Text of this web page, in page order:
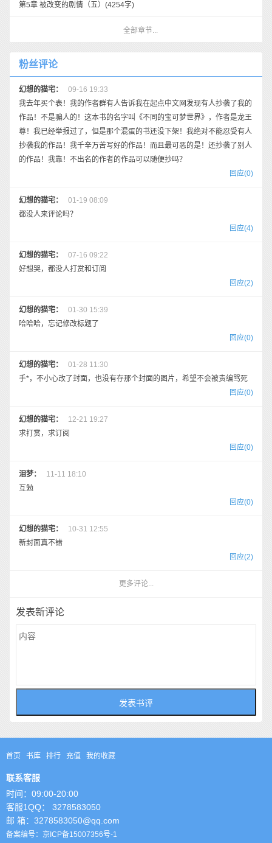
第5章 被改变的剧情（五） (4254字)
全部章节...
粉丝评论
幻想的猫宅：
09-16 19:33
我去年买个表！我的作者群有人告诉我在起点中文网发现有人抄袭了我的
作品！不是骗人的！这本书的名字叫《不同的宝可梦世界》，作者是龙王
尊！我已经举报过了，但是那个混蛋的书还没下架！我绝对不能忍受有人
抄袭我的作品！我千辛万苦写好的作品！而且最可恶的是！还抄袭了别人
的作品！我靠！不出名的作者的作品可以随便抄吗？
回应(0)
幻想的猫宅：
01-19 08:09
都没人来评论吗？
回应(4)
幻想的猫宅：
07-16 09:22
好想哭，都没人打赏和订阅
回应(2)
幻想的猫宅：
01-30 15:39
哈哈哈，忘记修改标题了
回应(0)
幻想的猫宅：
01-28 11:30
手*，不小心改了封面，也没有存那个封面的图片，希望不会被责编骂死
回应(0)
幻想的猫宅：
12-21 19:27
求打赏，求订阅
回应(0)
泪梦：
11-11 18:10
互勉
回应(0)
幻想的猫宅：
10-31 12:55
新封面真不错
回应(2)
更多评论...
发表新评论
首页 书库 排行 充值 我的收藏
联系客服
时间：09:00-20:00
客服1QQ： 3278583050
邮 箱：3278583050@qq.com
备案编号：京ICP备15007356号-1